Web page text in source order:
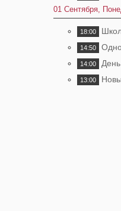
01 Сентября,
18:00
14:50
14:00
13:00